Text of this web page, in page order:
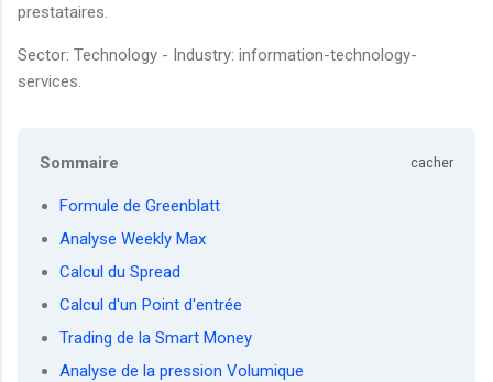
prestataires.
Sector: Technology - Industry: information-technology-
services.
Sommaire cacher
Formule de Greenblatt
Analyse Weekly Max
Calcul du Spread
Calcul d'un Point d'entrée
Trading de la Smart Money
Analyse de la pression Volumique